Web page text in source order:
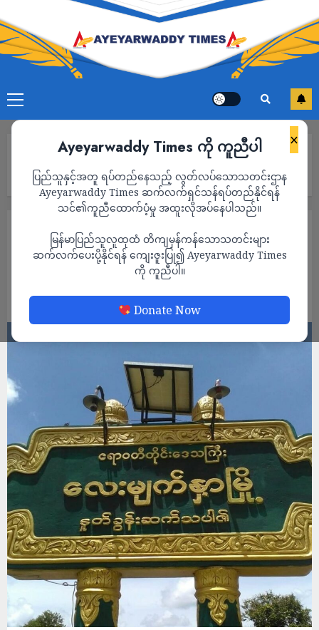
×
Ayeyarwaddy Times ကို ကူညီပါ
ပြည်သူနှင့်အတူ ရပ်တည်နေသည့် လွတ်လပ်သောသတင်းဌာန
Ayeyarwaddy Times ဆက်လက်ရှင်သန်ရပ်တည်နိုင်ရန်
သင်၏ကူညီထောက်ပံ့မှု အထူးလိုအပ်နေပါသည်။
မြန်မာပြည်သူလူထုထံ တိကျမှန်ကန်သောသတင်းများ
ဆက်လက်ပေးပို့နိုင်ရန် ကျေးဇူးပြု၍ Ayeyarwaddy Times
ကို ကူညီပါ။
Donate Now
ယောက်တက်ရ
လေးမျက်နှာမြို့နယ်တွင် ဒု၀န်ကြီးမဲဆွယ်ပွဲ
အတွက် တစ်အိမ်တစ်ယောက်တက်ရ
ADMIN